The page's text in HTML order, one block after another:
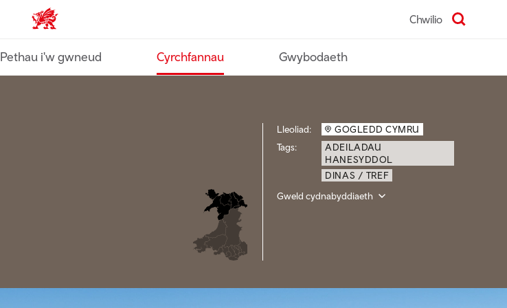
Croeso Cymru home Chwilio
Pethau i'w gwneud Cyrchfannau Gwybodaeth
Lleoliad:
GOGLEDD CYMRU
Tags:
ADEILADAU
HANESYDDOL
DINAS / TREF
Gweld cydnabyddiaeth